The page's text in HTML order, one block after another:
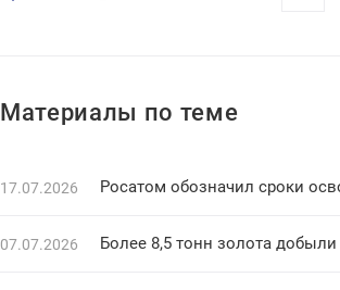
Материалы по теме
17.07.2026 Росатом обозначил сроки
07.07.2026 Более 8,5 тонн золота добыли